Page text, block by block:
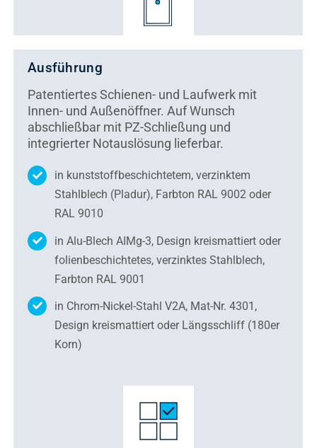
Ausführung
Patentiertes Schienen- und Laufwerk mit
Innen- und Außenöffner. Auf Wunsch
abschließbar mit PZ-Schließung und
integrierter Notauslösung lieferbar.
in kunststoffbeschichtetem, verzinktem
Stahlblech (Pladur), Farbton RAL 9002 oder
RAL 9010
in Alu-Blech AIMg-3, Design kreismattiert oder
folienbeschichtetes, verzinktes Stahlblech,
Farbton RAL 9001
in Chrom-Nickel-Stahl V2A, Mat-Nr. 4301,
Design kreismattiert oder Längsschliff (180er
Korn)